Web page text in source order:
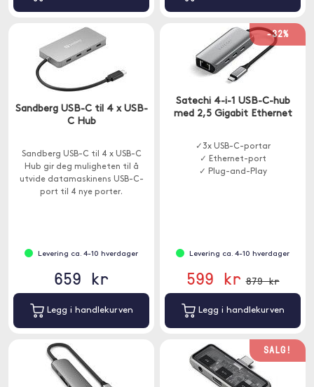
Sandberg USB-C til 4 x USB-
C Hub
Sandberg USB-C til 4 x USB-C
Hub gir deg muligheten til å
utvide datamaskinens USB-C-
port til 4 nye porter.
Levering ca. 4-10 hverdager
659 kr
Legg i handlekurven
-32%
Satechi 4-i-1 USB-C-hub
med 2,5 Gigabit Ethernet
✓3x USB-C-portar
✓ Ethernet-port
✓ Plug-and-Play
Levering ca. 4-10 hverdager
599 kr 879 kr
Legg i handlekurven
SALG!